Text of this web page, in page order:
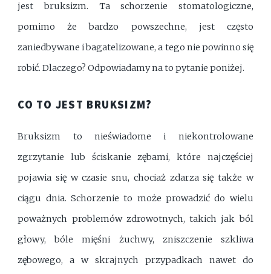
jest bruksizm. Ta schorzenie stomatologiczne,
pomimo że bardzo powszechne, jest często
zaniedbywane i bagatelizowane, a tego nie powinno się
robić. Dlaczego? Odpowiadamy na to pytanie poniżej.
CO TO JEST BRUKSIZM?
Bruksizm to nieświadome i niekontrolowane
zgrzytanie lub ściskanie zębami, które najczęściej
pojawia się w czasie snu, chociaż zdarza się także w
ciągu dnia. Schorzenie to może prowadzić do wielu
poważnych problemów zdrowotnych, takich jak ból
głowy, bóle mięśni żuchwy, zniszczenie szkliwa
zębowego, a w skrajnych przypadkach nawet do